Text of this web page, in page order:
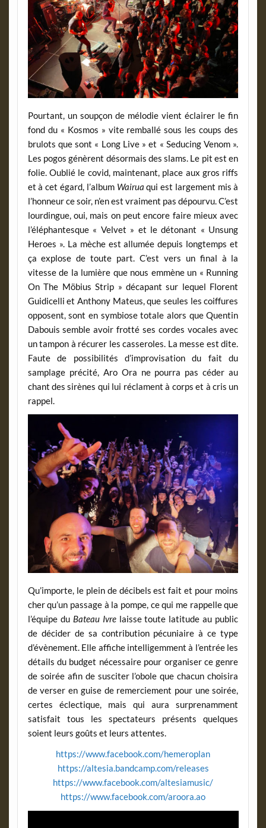
Pourtant, un soupçon de mélodie vient éclairer le fin
fond du « Kosmos » vite remballé sous les coups des
brulots que sont « Long Live » et « Seducing Venom ».
Les pogos génèrent désormais des slams. Le pit est en
folie. Oublié le covid, maintenant, place aux gros riffs
et à cet égard, l’album Wairua qui est largement mis à
l’honneur ce soir, n’en est vraiment pas dépourvu. C’est
lourdingue, oui, mais on peut encore faire mieux avec
l’éléphantesque « Velvet » et le détonant « Unsung
Heroes ». La mèche est allumée depuis longtemps et
ça explose de toute part. C’est vers un final à la
vitesse de la lumière que nous emmène un « Running
On The Möbius Strip » décapant sur lequel Florent
Guidicelli et Anthony Mateus, que seules les coiffures
opposent, sont en symbiose totale alors que Quentin
Dabouis semble avoir frotté ses cordes vocales avec
un tampon à récurer les casseroles. La messe est dite.
Faute de possibilités d’improvisation du fait du
samplage précité, Aro Ora ne pourra pas céder au
chant des sirènes qui lui réclament à corps et à cris un
rappel.
Qu’importe, le plein de décibels est fait et pour moins
cher qu’un passage à la pompe, ce qui me rappelle que
l’équipe du Bateau Ivrelaisse toute latitude au public
de décider de sa contribution pécuniaire à ce type
d’évènement. Elle affiche intelligemment à l’entrée les
détails du budget nécessaire pour organiser ce genre
de soirée afin de susciter l’obole que chacun choisira
de verser en guise de remerciement pour une soirée,
certes éclectique, mais qui aura surprenamment
satisfait tous les spectateurs présents quelques
soient leurs goûts et leurs attentes.
https://www.facebook.com/hemeroplan
https://altesia.bandcamp.com/releases
https://www.facebook.com/altesiamusic/
https://www.facebook.com/aroora.ao